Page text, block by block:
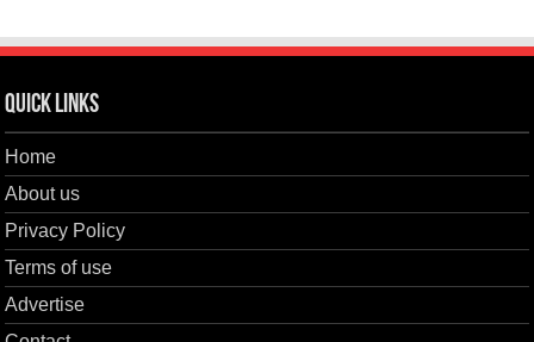
Quick Links
Home
About us
Privacy Policy
Terms of use
Advertise